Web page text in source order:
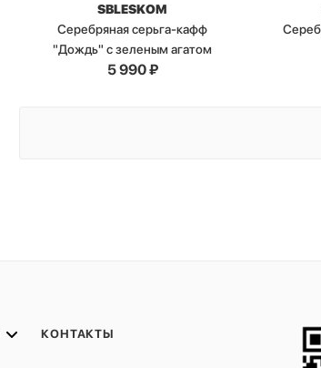
SBLESKOM
Серебряная серьга-кафф
"Дождь" с зеленым агатом
5 990₽
КОНТАКТЫ